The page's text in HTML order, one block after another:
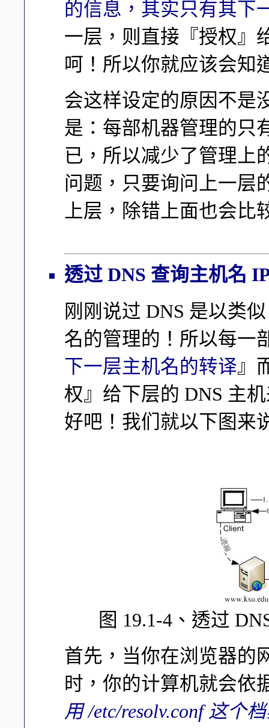
的信息，其实只有其下
一层，则直接『授权』
呵！所以你就应该会知
会这样设定的原因不是
是：每部机器管理的只
已，所以减少了管理上
问题，只要询问上一层
上层，除错上面也会比
透过 DNS 查询主机名
刚刚说过 DNS 是以类
名的管理的！所以每一
下一层主机名的转译』
权』给下层的 DNS 主
好吧！我们就以下图来
图 19.1-4、透过
首先，当你在浏览器的
时，你的计算机就会依
用 /etc/resolv.conf 这个